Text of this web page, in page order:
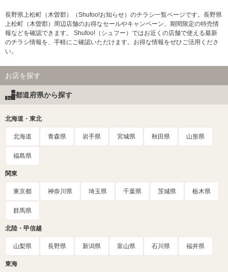
長野県上松町（木曽郡）（Shufoo!お知らせ）のチラシ一覧ページです。長野県
上松町（木曽郡）周辺店舗のお得なセールやキャンペーン、期間限定の特売情
報などを確認できます。 Shufoo!（シュフー）ではお近くの店舗で使える最新
のチラシ情報を、手軽にご確認いただけます。お得な情報をぜひご活用くださ
い。
お店を探す
都道府県から探す
北海道・東北
北海道 青森県 岩手県 宮城県 秋田県 山形県
福島県
関東
東京都 神奈川県 埼玉県 千葉県 茨城県 栃木県
群馬県
北陸・甲信越
山梨県 長野県 新潟県 富山県 石川県 福井県
東海